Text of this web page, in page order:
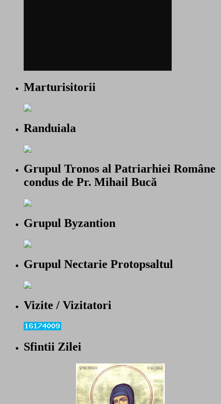
Marturisitorii
Randuiala
Grupul Tronos al Patriarhiei Române
condus de Pr. Mihail Bucă
Grupul Byzantion
Grupul Nectarie Protopsaltul
Vizite / Vizitatori
Sfintii Zilei